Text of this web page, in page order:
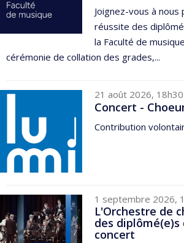
Joignez-vous à
réussite des
la Faculté de
cérémonie de collation des grades,...
21 août 2026,
Concert -
Contribution
1 septembre 2026,
L'Orchestre de
des diplômé(e)s
concert